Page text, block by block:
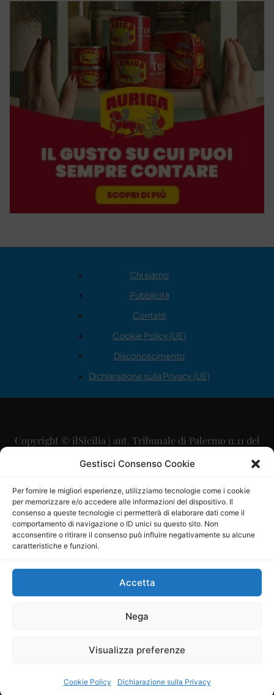
Gestisci Consenso Cookie
Per fornire le migliori esperienze, utilizziamo tecnologie come i cookie
per memorizzare e/o accedere alle informazioni del dispositivo. Il
consenso a queste tecnologie ci permetterà di elaborare dati come il
comportamento di navigazione o ID unici su questo sito. Non
acconsentire o ritirare il consenso può influire negativamente su alcune
caratteristiche e funzioni.
Accetta
Nega
Visualizza preferenze
Cookie Policy Dichiarazione sulla Privacy
Chi siamo
Pubblicità
Contatti
Cookie Policy (UE)
Disconoscimento
Dichiarazione sulla Privacy (UE)
Copyright © ilSicilia | aut. Tribunale di Palermo n.11 del
29/09/2015
Direttore Editoriale: Maurizio Scaglione
Direttore Responsabile: Maria Calabrese
P.IVA: 06334930820
Mercurio Comunicazione Società Cooperativa a r.l. è
iscritta al Registro degli Operatori di Comunicazione al
Sito gestito daLa Digitale srl–info@ladigitale.it